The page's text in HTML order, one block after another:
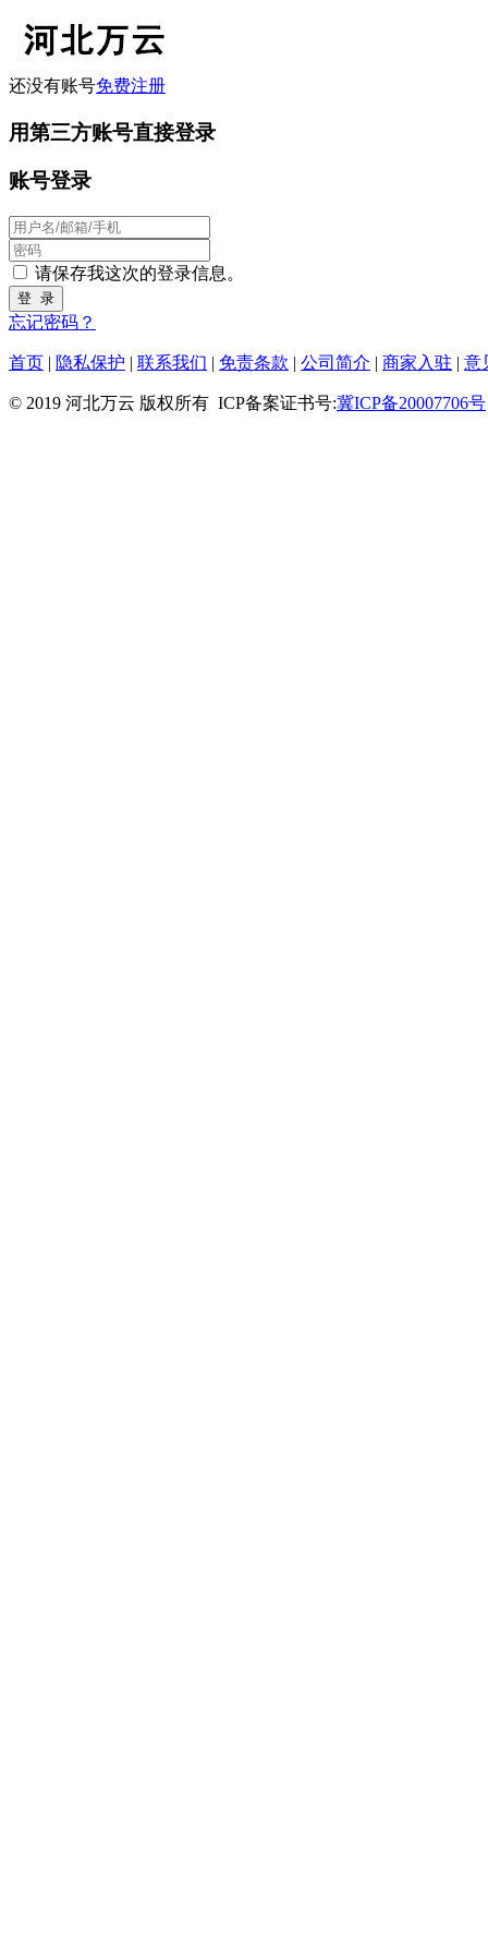
还没有账号免费注册
用第三方账号直接登录
账号登录
请保存我这次的登录信息。
忘记密码？
首页 | 隐私保护 | 联系我们 | 免责条款 | 公司简介 | 商家入驻 | 意
© 2019 河北万云 版权所有 ICP备案证书号:冀ICP备20007706号